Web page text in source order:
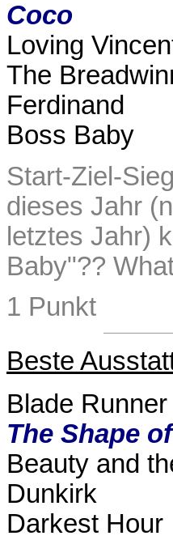
Coco
Loving
The
Ferdinand
Boss Baby
Start-Ziel-
dieses Jahr
letztes Jahr)
Baby"??
1 Punkt
Beste
Blade
The Shape
Beauty and
Dunkirk
Darkest Hour